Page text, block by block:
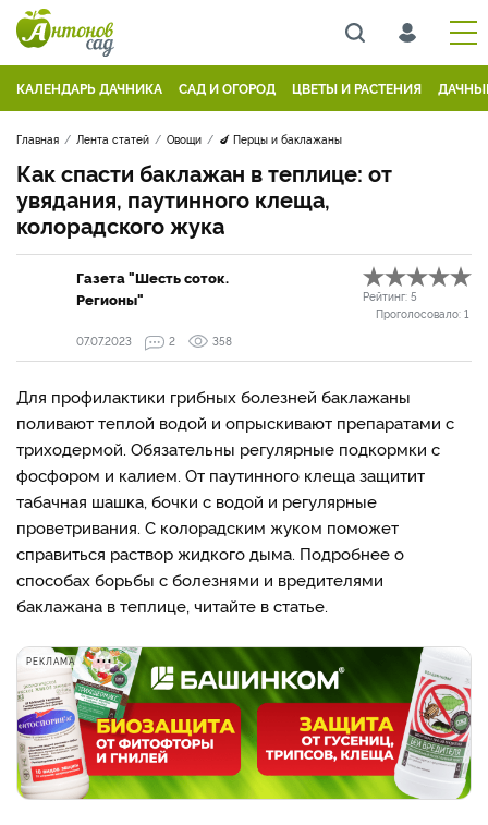
КАЛЕНДАРЬ ДАЧНИКА САД И ОГОРОД ЦВЕТЫ И РАСТЕНИЯ
Главная Лента статей Овощи 🍆 Перцы и баклажаны
Как спасти баклажан в теплице: от
увядания, паутинного клеща,
колорадского жука
Газета "Шесть соток.
Регионы"
Рейтинг: 5
Проголосовало: 1
07.07.2023
2 358
Для профилактики грибных болезней баклажаны
поливают теплой водой и опрыскивают препаратами с
триходермой. Обязательны регулярные подкормки с
фосфором и калием. От паутинного клеща защитит
табачная шашка, бочки с водой и регулярные
проветривания. С колорадским жуком поможет
справиться раствор жидкого дыма. Подробнее о
способах борьбы с болезнями и вредителями
баклажана в теплице, читайте в статье.
РЕКЛАМА